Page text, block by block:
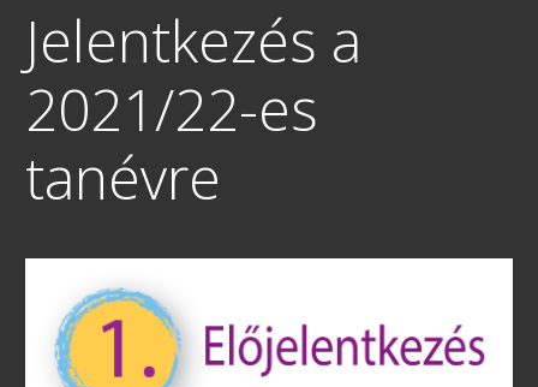
Jelentkezés a
2021/22-es
tanévre